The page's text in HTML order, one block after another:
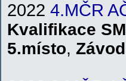
2022 4.MČR
Kvalifikace SM
5.místo,